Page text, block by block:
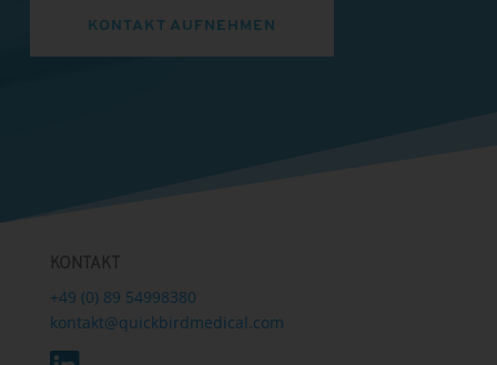
KONTAKT AUFNEHMEN
KONTAKT
+49 (0) 89 54998380
kontakt@quickbirdmedical.com